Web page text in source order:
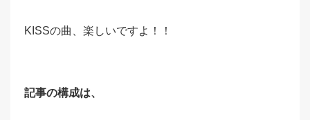
KISSの曲、楽しいですよ！！
記事の構成は、